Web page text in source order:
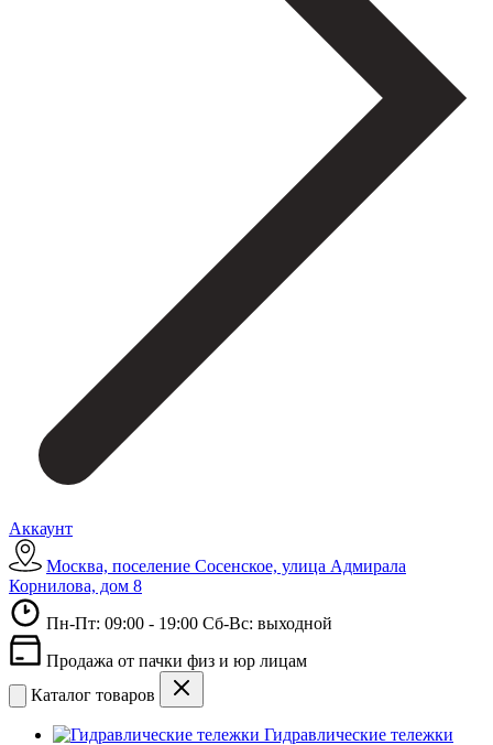
Аккаунт
Москва, поселение Сосенское, улица Адмирала
Корнилова, дом 8
Пн-Пт: 09:00 - 19:00 Сб-Вс: выходной
Продажа от пачки физ и юр лицам
Каталог товаров
Гидравлические тележки